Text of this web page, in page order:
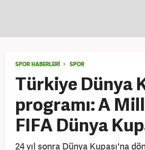
SPOR HABERLERİ SPOR
Türkiye Dünya
programı: A
FIFA Dünya
24 yıl sonra Dünya Kupası'na